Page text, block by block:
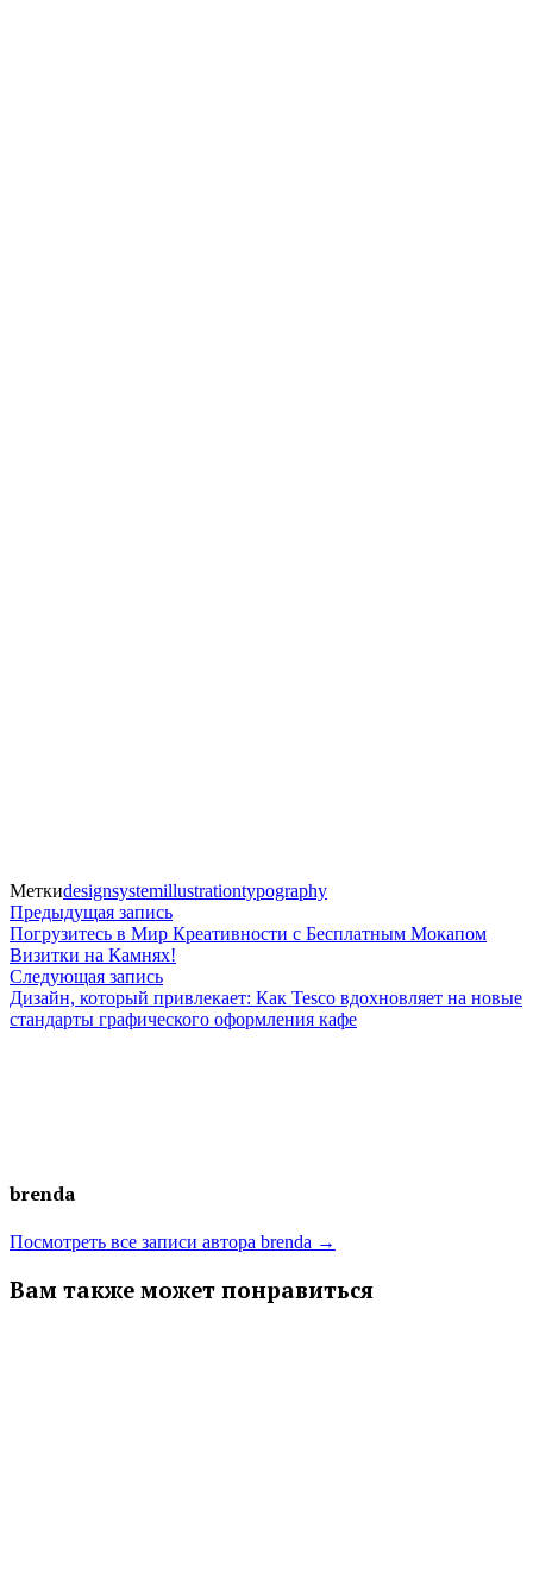
Меткиdesignsystemillustrationtypography
Навигация
по
записям
Предыдущая записьПредыдущая
запись:
Погрузитесь в Мир Креативности с Бесплатным Мокапом
Визитки на Камнях!
Следующая записьСледующая
запись:
Дизайн, который привлекает: Как Tesco вдохновляет на новые
стандарты графического оформления кафе
brenda
Посмотреть все записи автора brenda →
Вам также может понравиться